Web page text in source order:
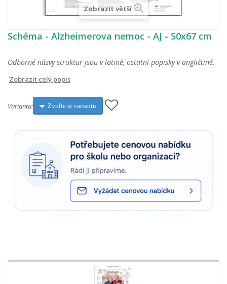
Zobrazit větší
Schéma - Alzheimerova nemoc - AJ - 50x67 cm
Odborné názvy struktur jsou v latině, ostatní popisky v angličtině.
Zobrazit celý popis
Varianta: Zvolte si variantu